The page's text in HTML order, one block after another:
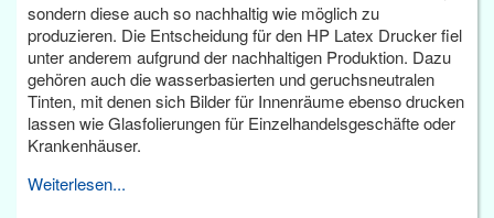
sondern diese auch so nachhaltig wie möglich zu
produzieren. Die Entscheidung für den HP Latex Drucker fiel
unter anderem aufgrund der nachhaltigen Produktion. Dazu
gehören auch die wasserbasierten und geruchsneutralen
Tinten, mit denen sich Bilder für Innenräume ebenso drucken
lassen wie Glasfolierungen für Einzelhandelsgeschäfte oder
Krankenhäuser.
Weiterlesen...